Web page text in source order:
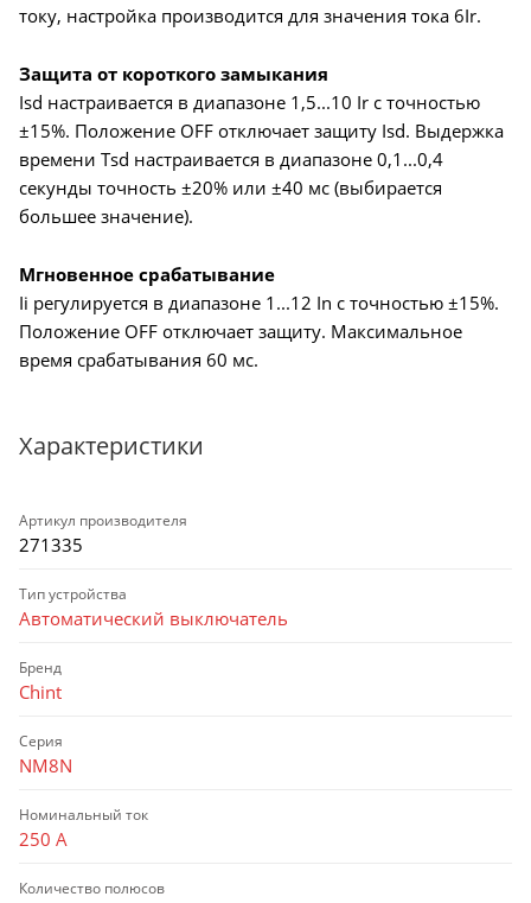
току, настройка производится для значения тока 6Ir.
Защита от короткого замыкания
Isd настраивается в диапазоне 1,5...10 Ir с точностью
±15%. Положение OFF отключает защиту Isd. Выдержка
времени Tsd настраивается в диапазоне 0,1...0,4
секунды точность ±20% или ±40 мс (выбирается
большее значение).
Мгновенное срабатывание
Ii регулируется в диапазоне 1...12 In с точностью ±15%.
Положение OFF отключает защиту. Максимальное
время срабатывания 60 мс.
Характеристики
Артикул производителя
271335
Тип устройства
Автоматический выключатель
Бренд
Chint
Серия
NM8N
Номинальный ток
250 А
Количество полюсов